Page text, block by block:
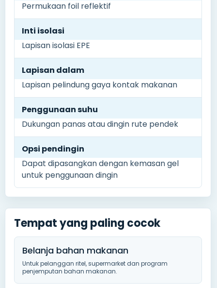
Permukaan foil reflektif
Inti isolasi
Lapisan isolasi EPE
Lapisan dalam
Lapisan pelindung gaya kontak makanan
Penggunaan suhu
Dukungan panas atau dingin rute pendek
Opsi pendingin
Dapat dipasangkan dengan kemasan gel
untuk penggunaan dingin
Tempat yang paling cocok
Belanja bahan makanan
Untuk pelanggan ritel, supermarket dan program
penjemputan bahan makanan.